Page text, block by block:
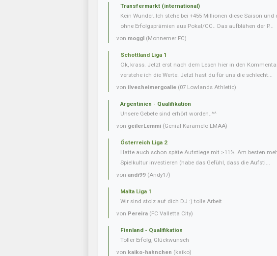
Transfermarkt (international)
Kein Wunder..Ich stehe bei +455 Millionen diese Saison und
ohne Erfolgsprämien aus Pokal/CC.. Das aufblähen der P...
von moggl (Monnemer FC)
Schottland Liga 1
Ok, krass. Jetzt erst nach dem Lesen hier in den
verstehe ich die Werte. Jetzt hast du für uns die schlecht...
von ilvesheimergoalie (07 Lowlands Athletic)
Argentinien - Qualifikation
Unsere Gebete sind erhört worden..^^
von geilerLemmi (Genial Karamelo LMAA)
Österreich Liga 2
Hatte auch schon späte Aufstiege mit >11%. Am besten
Spielkultur investieren (habe das Gefühl, dass die Aufsti...
von andi99 (Andy17)
Malta Liga 1
Wir sind stolz auf dich DJ :) tolle Arbeit
von Pereira (FC Valletta City)
Finnland - Qualifikation
Toller Erfolg, Glückwunsch
von kaiko-hahnchen (kaiko)